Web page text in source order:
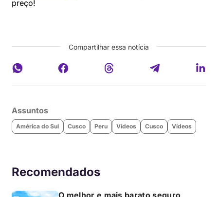
preço!
Compartilhar essa notícia
Assuntos
América do Sul Cusco Peru Vídeos Cusco Vídeos
Recomendados